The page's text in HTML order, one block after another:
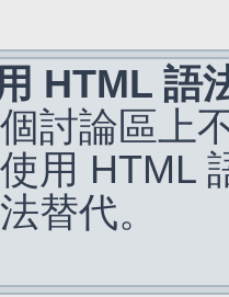
HTML 語
討論區上
用 HTML
替代。